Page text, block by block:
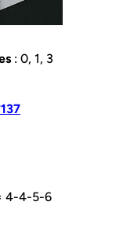
: 0, 1, 3
4-4-5-6